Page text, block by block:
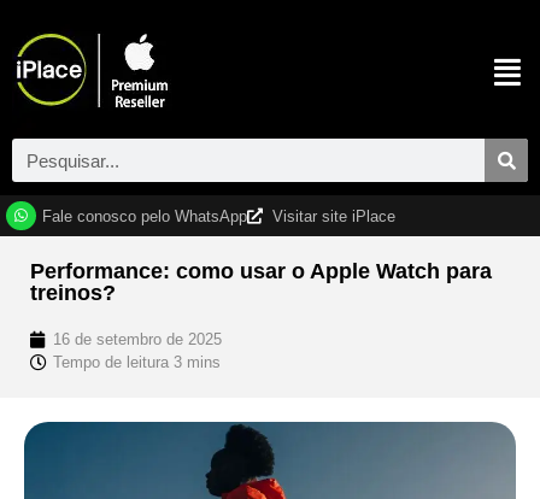
Fale conosco pelo WhatsApp Visitar site iPlace
Performance: como usar o Apple Watch para
treinos?
16 de setembro de 2025